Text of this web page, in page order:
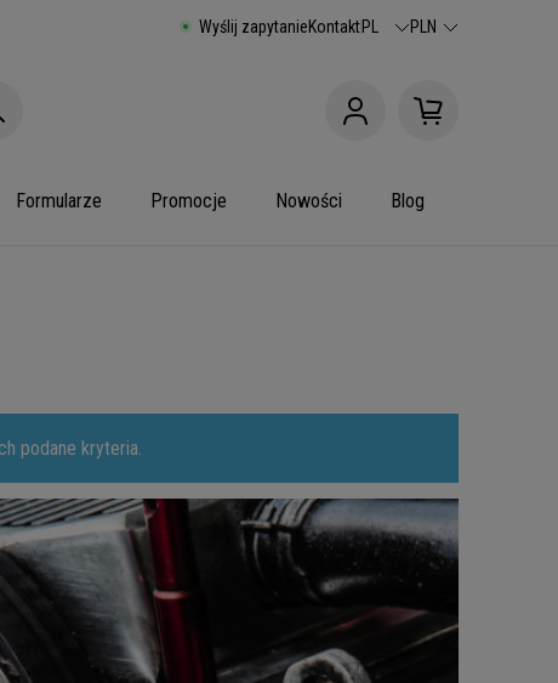
Wyślij zapytanieKontaktPL PLN
Formularze Promocje Nowości Blog
podane kryteria.